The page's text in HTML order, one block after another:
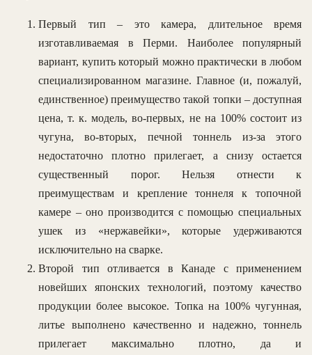
Первый тип – это камера, длительное время
изготавливаемая в Перми. Наиболее популярный
вариант, купить который можно практически в любом
специализированном магазине. Главное (и, пожалуй,
единственное) преимущество такой топки – доступная
цена, т. к. модель, во-первых, не на 100% состоит из
чугуна, во-вторых, печной тоннель из-за этого
недостаточно плотно прилегает, а снизу остается
существенный порог. Нельзя отнести к
преимуществам и крепление тоннеля к топочной
камере – оно производится с помощью специальных
ушек из «нержавейки», которые удерживаются
исключительно на сварке.
Второй тип отливается в Канаде с применением
новейших японских технологий, поэтому качество
продукции более высокое. Топка на 100% чугунная,
литье выполнено качественно и надежно, тоннель
прилегает максимально плотно, да и